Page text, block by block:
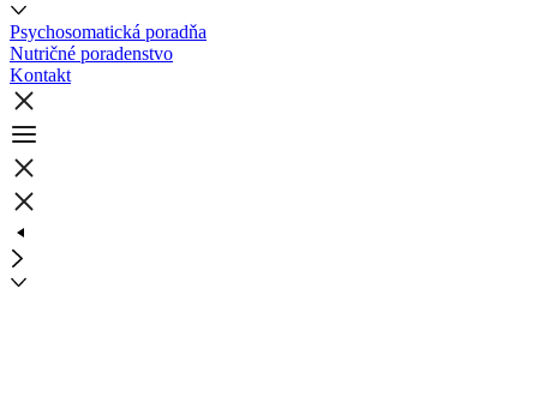
Psychosomatická poradňa
Nutričné poradenstvo
Kontakt